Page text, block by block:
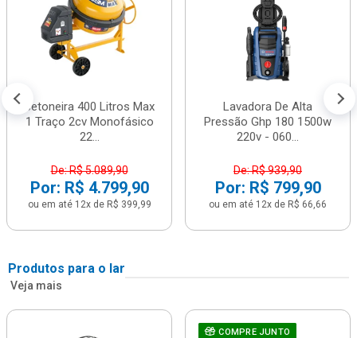
Betoneira 400 Litros Max
1 Traço 2cv Monofásico
22...
De: R$ 5.089,90
Por: R$ 4.799,90
ou em até 12x de R$ 399,99
Lavadora De Alta
Pressão Ghp 180 1500w
220v - 060...
De: R$ 939,90
Por: R$ 799,90
ou em até 12x de R$ 66,66
Produtos para o lar
Veja mais
COMPRE JUNTO